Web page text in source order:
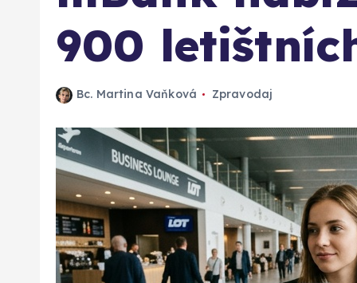
900
Bc. Martina Vaňková Zpravodaj